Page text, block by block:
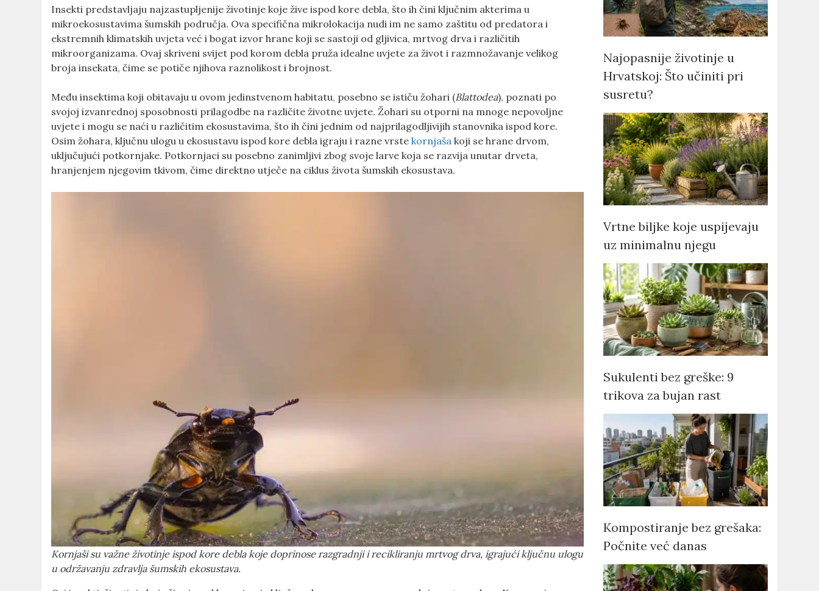
Insekti predstavljaju najzastupljenije životinje koje žive ispod kore debla, što ih čini ključnim akterima u
mikroekosustavima šumskih područja. Ova specifična mikrolokacija nudi im ne samo zaštitu od predatora i
ekstremnih klimatskih uvjeta već i bogat izvor hrane koji se sastoji od gljivica, mrtvog drva i različitih
mikroorganizama. Ovaj skriveni svijet pod korom debla pruža idealne uvjete za život i razmnožavanje velikog
broja insekata, čime se potiče njihova raznolikost i brojnost.
Među insektima koji obitavaju u ovom jedinstvenom habitatu, posebno se ističu žohari (Blattodea), poznati po
svojoj izvanrednoj sposobnosti prilagodbe na različite životne uvjete. Žohari su otporni na mnoge nepovoljne
uvjete i mogu se naći u različitim ekosustavima, što ih čini jednim od najprilagodljivijih stanovnika ispod kore.
Osim žohara, ključnu ulogu u ekosustavu ispod kore debla igraju i razne vrstekornjaša koji se hrane drvom,
uključujući potkornjake. Potkornjaci su posebno zanimljivi zbog svoje larve koja se razvija unutar drveta,
hranjenjem njegovim tkivom, čime direktno utječe na ciklus života šumskih ekosustava.
Kornjaši su važne životinje ispod kore debla koje doprinose razgradnji i recikliranju mrtvog drva, igrajući ključnu ulogu
u održavanju zdravlja šumskih ekosustava.
Najopasnije životinje u
Hrvatskoj: Što učiniti pri
susretu?
Vrtne biljke koje uspijevaju
uz minimalnu njegu
Sukulenti bez greške: 9
trikova za bujan rast
Kompostiranje bez grešaka:
Počnite već danas
Top ponude danas!